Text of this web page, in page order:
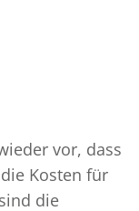
vor, dass
Kosten für
die